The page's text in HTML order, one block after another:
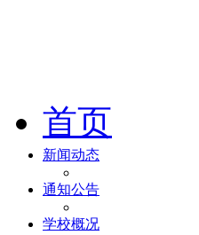
首页
新闻动态
通知公告
学校概况